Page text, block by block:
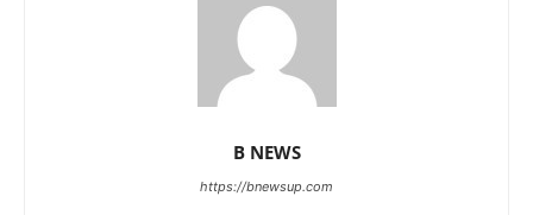
B NEWS
https://bnewsup.com